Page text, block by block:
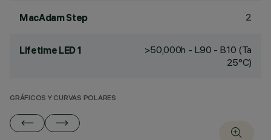
MacAdam Step 2
Lifetime LED 1
>50,000h - L90 - B10 (Ta
25°C)
GRÁFICOS Y CURVAS POLARES